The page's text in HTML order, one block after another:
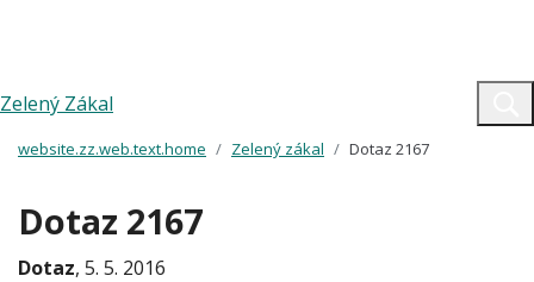
Zelený Zákal
website.zz.web.text.home Zelený zákal Dotaz 2167
Dotaz 2167
Dotaz, 5. 5. 2016